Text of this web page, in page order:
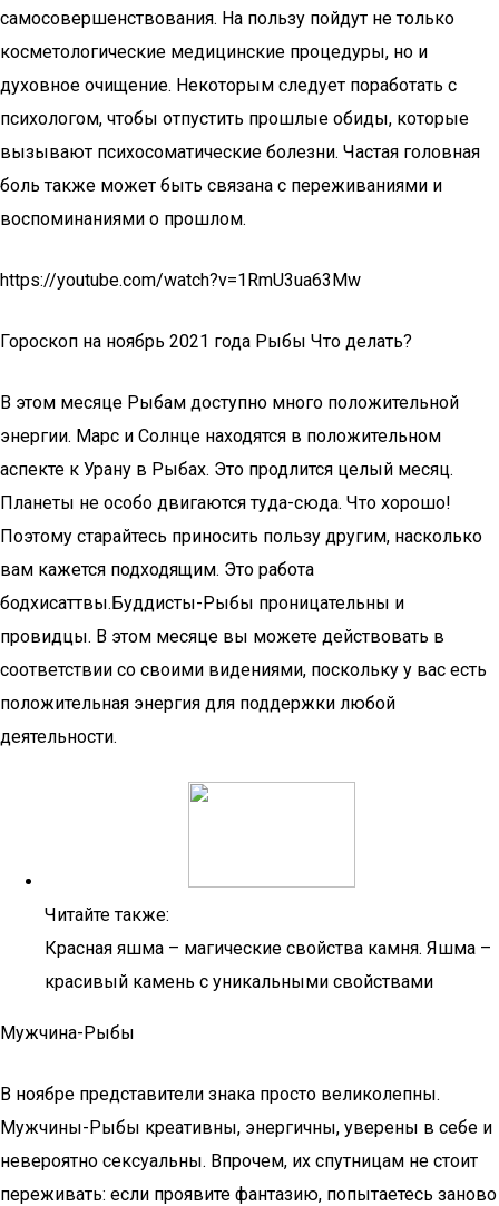
самосовершенствования. На пользу пойдут не только
косметологические медицинские процедуры, но и
духовное очищение. Некоторым следует поработать с
психологом, чтобы отпустить прошлые обиды, которые
вызывают психосоматические болезни. Частая головная
боль также может быть связана с переживаниями и
воспоминаниями о прошлом.
https://youtube.com/watch?v=1RmU3ua63Mw
Гороскоп на ноябрь 2021 года Рыбы Что делать?
В этом месяце Рыбам доступно много положительной
энергии. Марс и Солнце находятся в положительном
аспекте к Урану в Рыбах. Это продлится целый месяц.
Планеты не особо двигаются туда-сюда. Что хорошо!
Поэтому старайтесь приносить пользу другим, насколько
вам кажется подходящим. Это работа
бодхисаттвы.Буддисты-Рыбы проницательны и
провидцы. В этом месяце вы можете действовать в
соответствии со своими видениями, поскольку у вас есть
положительная энергия для поддержки любой
деятельности.
Читайте также:
Красная яшма – магические свойства камня. Яшма –
красивый камень с уникальными свойствами
Мужчина-Рыбы
В ноябре представители знака просто великолепны.
Мужчины-Рыбы креативны, энергичны, уверены в себе и
невероятно сексуальны. Впрочем, их спутницам не стоит
переживать: если проявите фантазию, попытаетесь заново